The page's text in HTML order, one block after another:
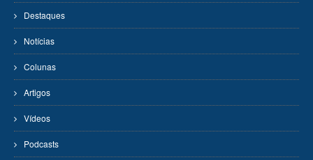
Destaques
Notícias
Colunas
Artigos
Vídeos
Podcasts